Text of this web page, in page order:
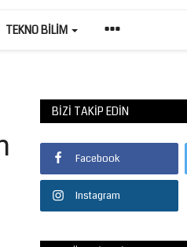
TEKNO BILIM
BIZI TAKIP EDIN
Facebook
Instagram